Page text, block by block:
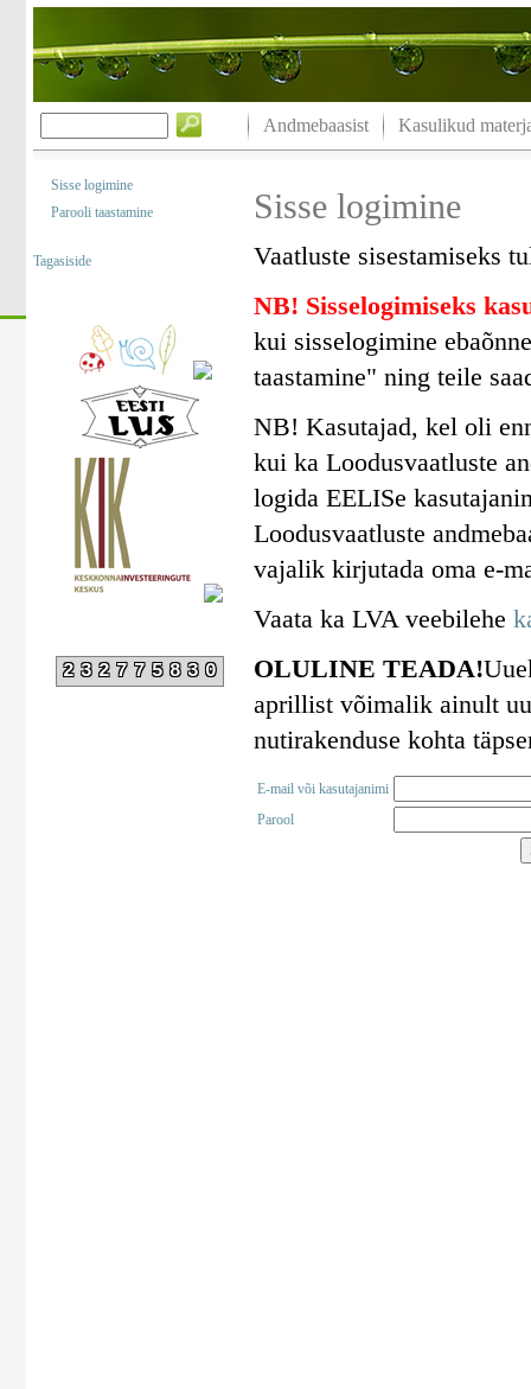
Andmebaasist Kasulikud
Sisse logimine
Parooli taastamine
Tagasiside
232775830
Sisse logimine
Vaatluste sisestamiseks
NB! Sisselogimiseks
kui sisselogimine
taastamine" ning teile
NB! Kasutajad, kel oli
kui ka Loodusvaatluste
logida EELISe
Loodusvaatluste
vajalik kirjutada oma e-
Vaata ka LVA veebilehe
OLULINE TEADA!
aprillist võimalik ainult
nutirakenduse kohta
E-mail või kasutajanimi
Parool